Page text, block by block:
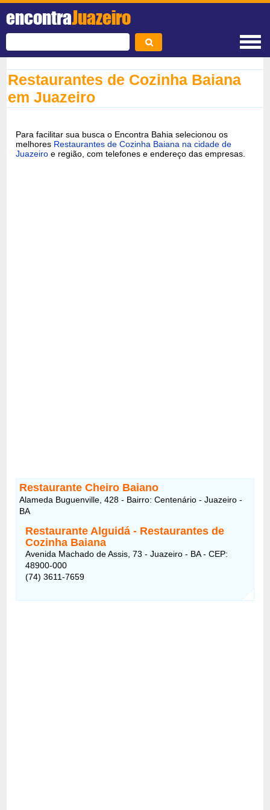
encontraJuazeiro
Restaurantes de Cozinha Baiana
em Juazeiro
Para facilitar sua busca o Encontra Bahia selecionou os
melhores Restaurantes de Cozinha Baiana na cidade de
Juazeiro e região, com telefones e endereço das empresas.
Restaurante Cheiro Baiano
Alameda Buguenville, 428 - Bairro: Centenário - Juazeiro -
BA
Restaurante Alguidá - Restaurantes de
Cozinha Baiana
Avenida Machado de Assis, 73 - Juazeiro - BA - CEP:
48900-000
(74) 3611-7659